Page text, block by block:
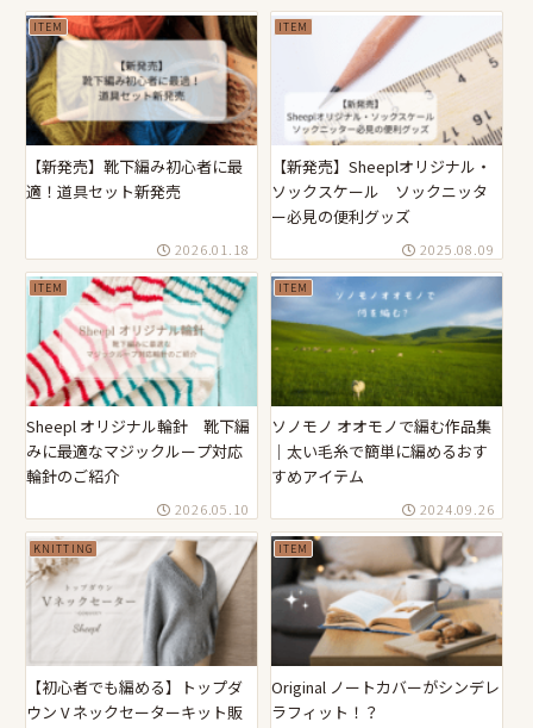
ITEM
【新発売】靴下編み初心者に最
適！道具セット新発売
2026.01.18
ITEM
【新発売】Sheeplオリジナル・
ソックスケール ソックニッタ
ー必見の便利グッズ
2025.08.09
ITEM
Sheepl オリジナル輪針 靴下編
みに最適なマジックループ対応
輪針のご紹介
2026.05.10
ITEM
ソノモノ オオモノで編む作品集
｜太い毛糸で簡単に編めるおす
すめアイテム
2024.09.26
KNITTING
【初心者でも編める】トップダ
ウン V ネックセーターキット販
ITEM
Original ノートカバーがシンデレ
ラフィット！？